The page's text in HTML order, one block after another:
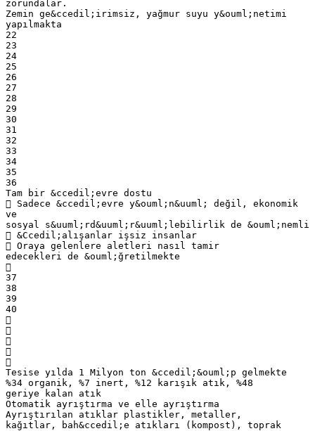
zorundalar.
Zemin ge&ccedil;irimsiz, yağmur suyu y&ouml;netimi
yapılmakta
22
23
24
25
26
27
28
29
30
31
32
33
34
35
36
Tam bir &ccedil;evre dostu
 Sadece &ccedil;evre y&ouml;n&uuml; değil, ekonomik
ve
sosyal s&uuml;rd&uuml;r&uuml;lebilirlik de &ouml;nemli
 &Ccedil;alışanlar işsiz insanlar
 Oraya gelenlere aletleri nasıl tamir
edecekleri de &ouml;ğretilmekte

37
38
39
40





Tesise yılda 1 Milyon ton &ccedil;&ouml;p gelmekte
%34 organik, %7 inert, %12 karışık atık, %48
geriye kalan atık
Otomatik ayrıştırma ve elle ayrıştırma
Ayrıştırılan atıklar plastikler, metaller,
kağıtlar, bah&ccedil;e atıkları (kompost), toprak